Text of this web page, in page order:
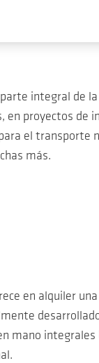
integral de
proyectos de
el
más.
en alquiler
mano integrales